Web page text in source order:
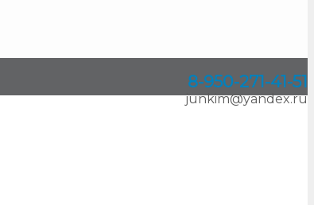
8-950-271-41-51
junkim@yandex.ru